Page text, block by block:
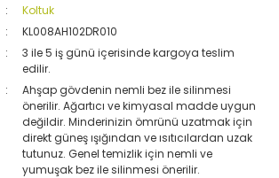
Koltuk
KL008AH102DR010
3 ile 5 iş günü içerisinde kargoya teslim
edilir.
Ahşap gövdenin nemli bez ile silinmesi
önerilir. Ağartıcı ve kimyasal madde uygun
değildir. Minderinizin ömrünü uzatmak için
direkt güneş ışığından ve ısıtıcılardan uzak
tutunuz. Genel temizlik için nemli ve
yumuşak bez ile silinmesi önerilir.